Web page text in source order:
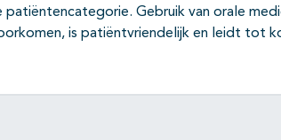
patiëntencategorie. Gebruik van orale
is patiëntvriendelijk en leidt tot